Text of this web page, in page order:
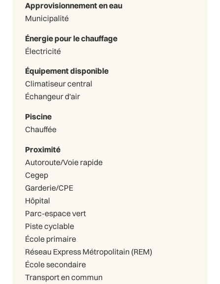
Approvisionnement en eau
Municipalité
Énergie pour le chauffage
Électricité
Équipement disponible
Climatiseur central
Échangeur d'air
Piscine
Chauffée
Proximité
Autoroute/Voie rapide
Cegep
Garderie/CPE
Hôpital
Parc-espace vert
Piste cyclable
École primaire
Réseau Express Métropolitain (REM)
École secondaire
Transport en commun